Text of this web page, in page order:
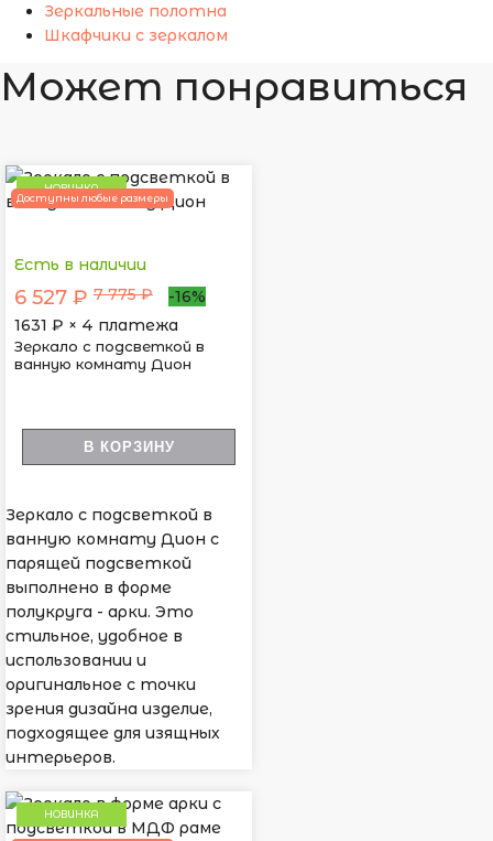
Зеркальные полотна
Шкафчики с зеркалом
Может понравиться
НОВИНКА
Доступны любые размеры
Есть в наличии
6 527 ₽ 7 775 ₽
-16%
1631 ₽ × 4 платежа
Зеркало с подсветкой в
ванную комнату Дион
В КОРЗИНУ
Зеркало с подсветкой в
ванную комнату Дион с
парящей подсветкой
выполнено в форме
полукруга - арки. Это
стильное, удобное в
использовании и
оригинальное с точки
зрения дизайна изделие,
подходящее для изящных
интерьеров.
НОВИНКА